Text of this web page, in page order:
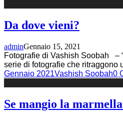
Da dove vieni?
adminGennaio 15, 2021
Fotografie di Vashish Soobah –
serie di fotografie che ritraggono
Gennaio 2021Vashish Soobah0
Se mangio la